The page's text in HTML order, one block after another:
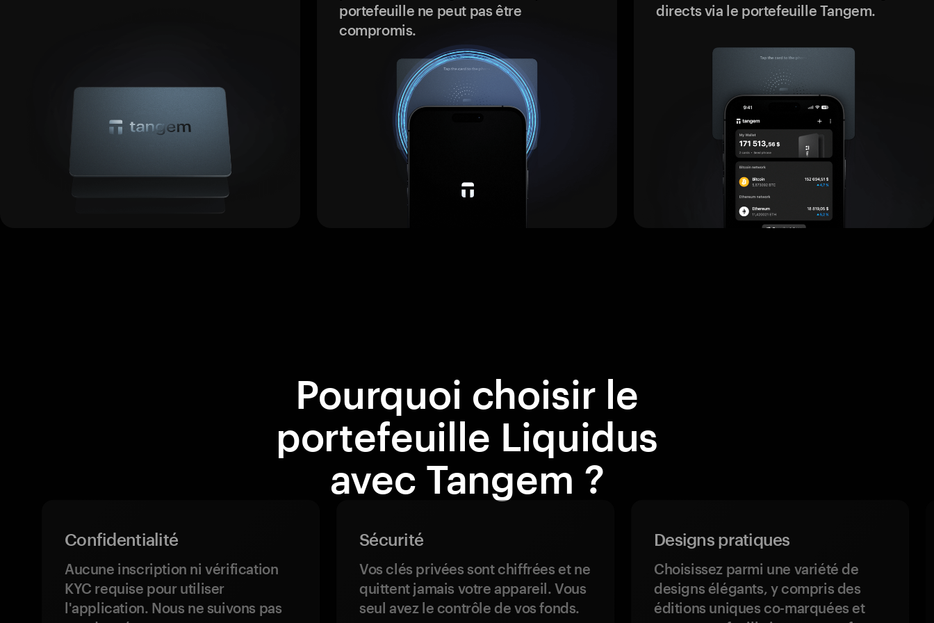
portefeuille ne peut pas être
compromis.
directs via le portefeuille Tangem.
Pourquoi choisir le
portefeuille Liquidus
avec Tangem ?
Confidentialité
Aucune inscription ni vérification
KYC requise pour utiliser
l'application. Nous ne suivons pas
Sécurité
Vos clés privées sont chiffrées et ne
quittent jamais votre appareil. Vous
seul avez le contrôle de vos fonds.
Designs pratiques
Choisissez parmi une variété de
designs élégants, y compris des
éditions uniques co-marquées et